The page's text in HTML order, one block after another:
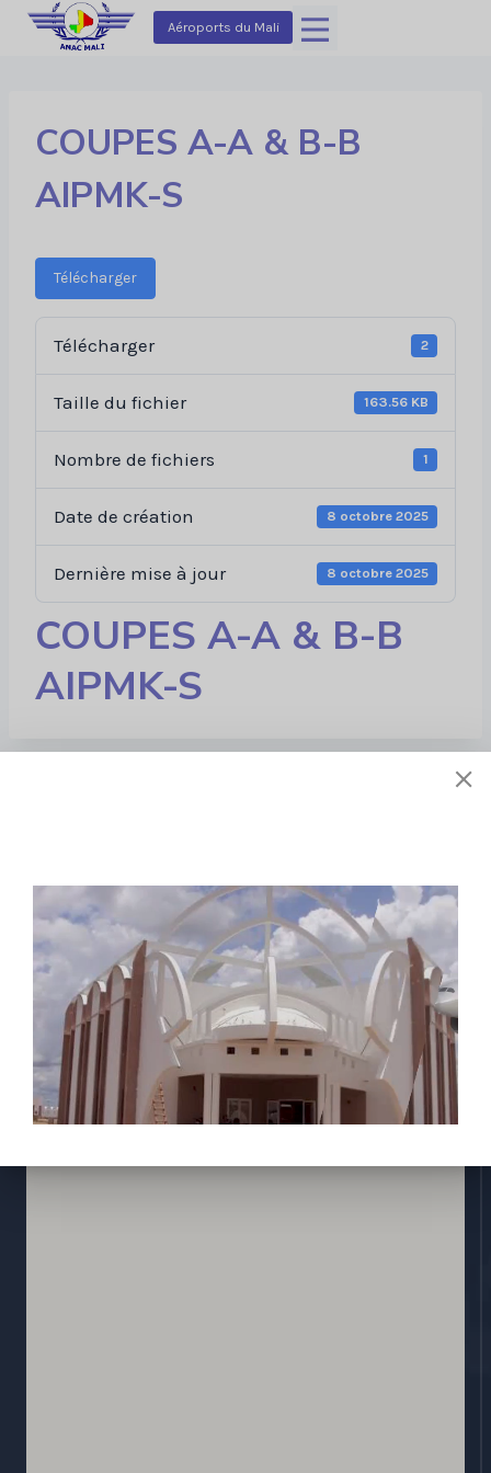
Aller
Aéroports du Mali
COUPES A-A & B-B
AIPMK-S
Télécharger
Télécharger 2
Taille du fichier 163.56 KB
Nombre de fichiers 1
Date de création 8 octobre 2025
Dernière mise à jour 8 octobre 2025
COUPES A-A & B-B
AIPMK-S
À propos de nous
Stratégie
Activités
Réglementions
E-services
Contactez nous